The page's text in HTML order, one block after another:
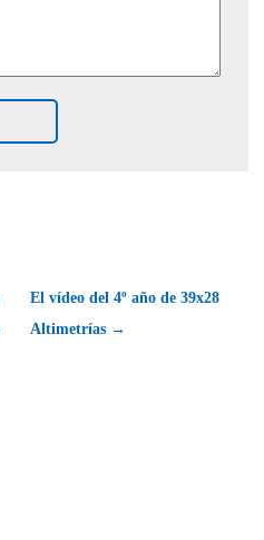
El vídeo del 4º año de 39x28
Altimetrías →